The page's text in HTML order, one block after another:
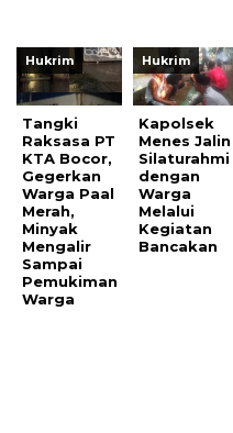
Hukrim
Tangki
Raksasa PT
KTA Bocor,
Gegerkan
Warga Paal
Merah,
Minyak
Mengalir
Sampai
Pemukiman
Warga
Hukrim
Kapolsek
Menes Jalin
Silaturahmi
dengan
Warga
Melalui
Kegiatan
Bancakan